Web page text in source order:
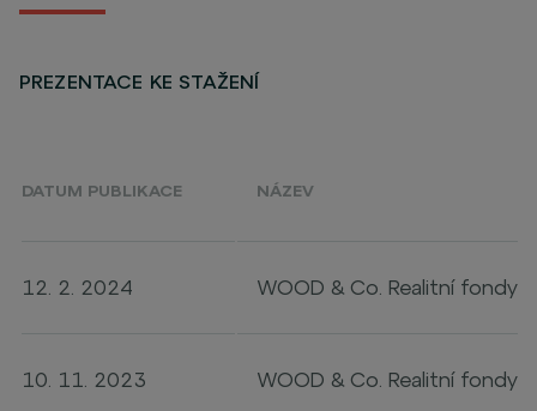
PREZENTACE KE STAŽENÍ
DATUM PUBLIKACE NÁZEV
12. 2. 2024 WOOD & Co. Realitní fondy
10. 11. 2023 WOOD & Co. Realitní fondy